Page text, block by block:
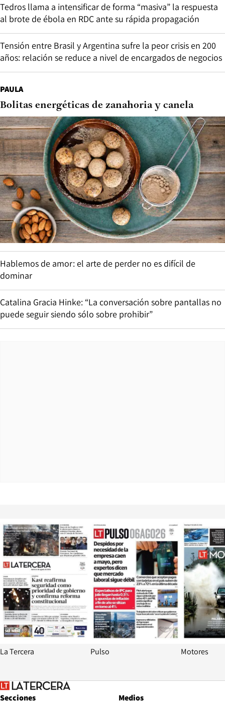
Tedros llama a intensificar de forma “masiva” la respuesta
al brote de ébola en RDC ante su rápida propagación
Tensión entre Brasil y Argentina sufre la peor crisis en 200
años: relación se reduce a nivel de encargados de negocios
PAULA
Bolitas energéticas de zanahoria y canela
Hablemos de amor: el arte de perder no es difícil de
dominar
Catalina Gracia Hinke: “La conversación sobre pantallas no
puede seguir siendo sólo sobre prohibir”
Opens in new window
La Tercera
Opens in
Pulso Motores
Secciones Medios